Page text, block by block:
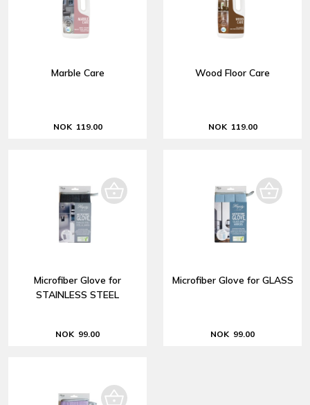
Marble Care
NOK 119.00
Wood Floor Care
NOK 119.00
Microfiber Glove for
STAINLESS STEEL
NOK 99.00
Microfiber Glove for GLASS
NOK 99.00